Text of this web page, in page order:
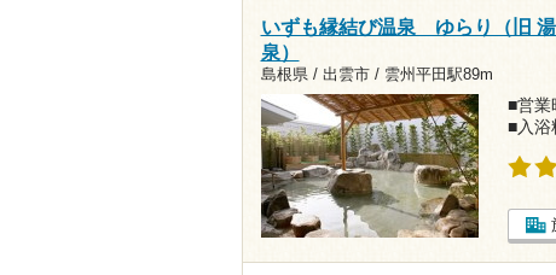
いずも縁結び温泉 ゆらり（旧
泉）
島根県 / 出雲市 / 雲州平田駅89m
■営業
■入浴